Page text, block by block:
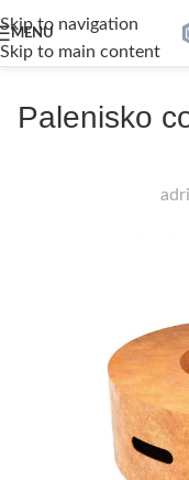
Skip to navigation
Skip to main content
MENU
Palenisko